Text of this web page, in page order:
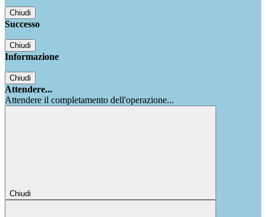
Chiudi
Successo
Chiudi
Informazione
Chiudi
Attendere...
Attendere il completamento dell'operazione...
Chiudi